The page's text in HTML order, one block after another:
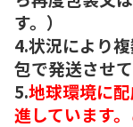
す。）
4.状況により
包で発送させ
5.地球環境に
進しています